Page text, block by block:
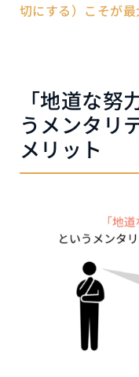
切にする）こそが
「地道な努
うメンタリ
メリット